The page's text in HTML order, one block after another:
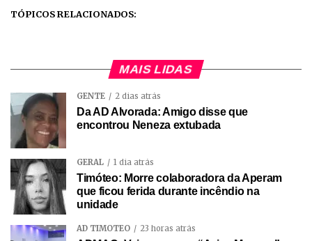
TÓPICOS RELACIONADOS:
MAIS LIDAS
GENTE 2 dias atrás
Da AD Alvorada: Amigo disse que
encontrou Neneza extubada
GERAL 1 dia atrás
Timóteo: Morre colaboradora da Aperam
que ficou ferida durante incêndio na
unidade
AD TIMÓTEO 23 horas atrás